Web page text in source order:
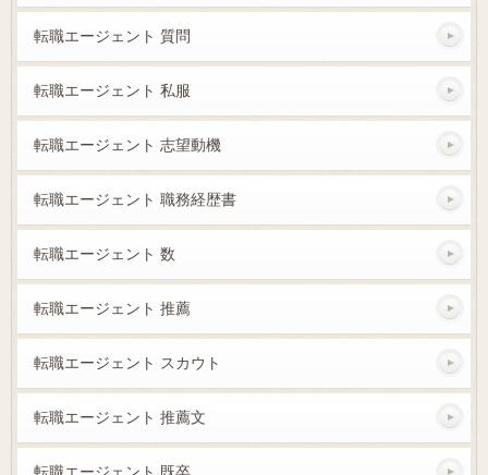
転職エージェント 質問
転職エージェント 私服
転職エージェント 志望動機
転職エージェント 職務経歴書
転職エージェント 数
転職エージェント 推薦
転職エージェント スカウト
転職エージェント 推薦文